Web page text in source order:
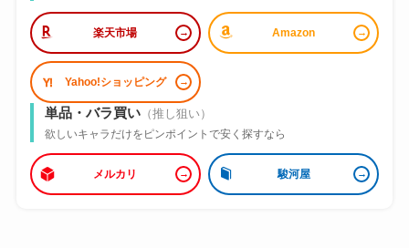
楽天市場 Amazon
Yahoo!ショッピング
単品・バラ買い（推し狙い）
欲しいキャラだけをピンポイントで安く探すなら
メルカリ 駿河屋